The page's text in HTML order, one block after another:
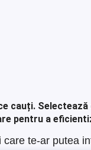
cauți.
pentru a
care te-ar putea